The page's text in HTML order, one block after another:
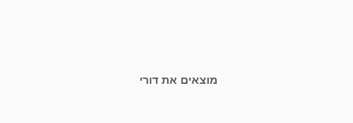
מוצאים את דורי